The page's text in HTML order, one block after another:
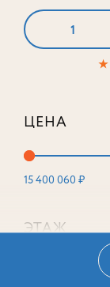
1
★
ЦЕНА
15 400 060 ₽
ЭТАЖ